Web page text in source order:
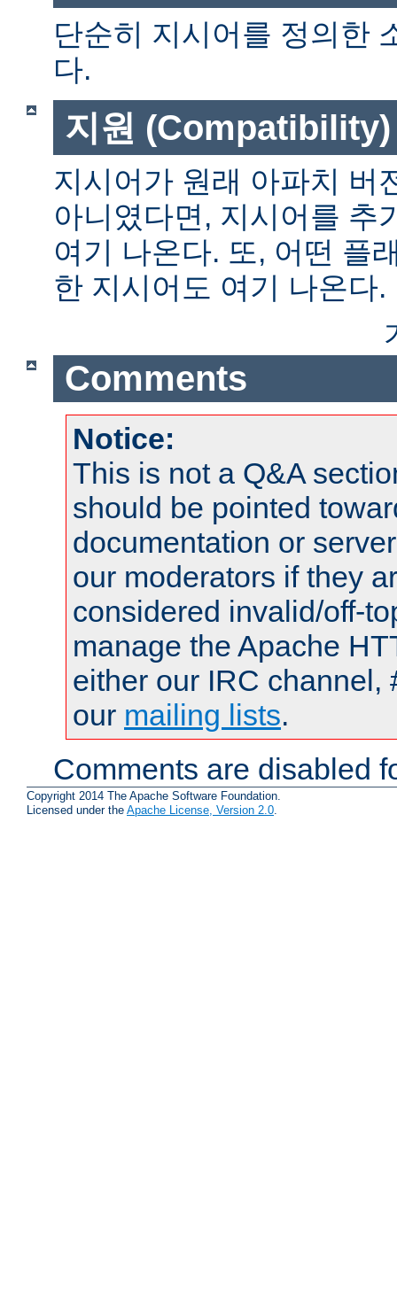
단순히 지시어를 정의한
다.
지원 (Compatibility)
지시어가 원래 아파치 버
아니였다면, 지시어를 추
여기 나온다. 또, 어떤 플
한 지시어도 여기 나온다.
Comments
Notice:
This is not a Q&A
should be pointed
documentation or
our moderators if they
considered invalid/off-
manage the Apache
either our IRC channel,
our mailing lists.
Comments are disabled
Copyright 2014 The Apache Software Foundation.
Licensed under the Apache License, Version 2.0.